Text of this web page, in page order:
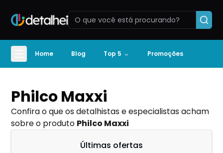
Home Blog Top 5 Promoções
Philco Maxxi
Confira o que os detalhistas e especialistas acham
sobre o produto Philco Maxxi
Últimas ofertas